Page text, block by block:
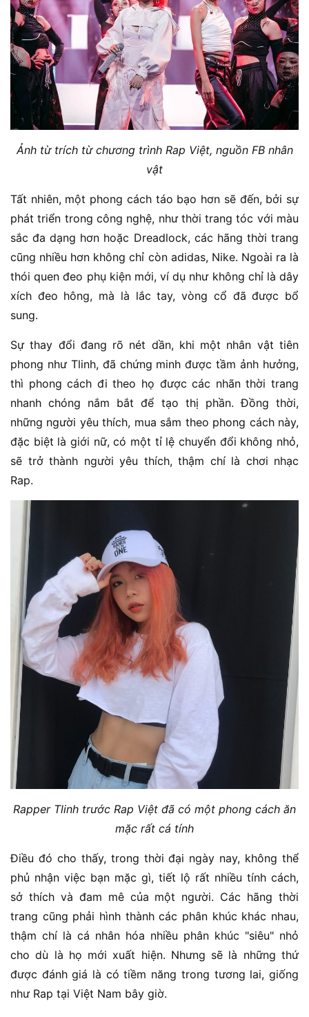
Ảnh từ trích từ chương trình Rap Việt, nguồn FB nhân
vật
Tất nhiên, một phong cách táo bạo hơn sẽ đến, bởi sự
phát triển trong công nghệ, như thời trang tóc với màu
sắc đa dạng hơn hoặc Dreadlock, các hãng thời trang
cũng nhiều hơn không chỉ còn adidas, Nike. Ngoài ra là
thói quen đeo phụ kiện mới, ví dụ như không chỉ là dây
xích đeo hông, mà là lắc tay, vòng cổ đã được bổ
sung.
Sự thay đổi đang rõ nét dần, khi một nhân vật tiên
phong như Tlinh, đã chứng minh được tầm ảnh hưởng,
thì phong cách đi theo họ được các nhãn thời trang
nhanh chóng nắm bắt để tạo thị phần. Đồng thời,
những người yêu thích, mua sắm theo phong cách này,
đặc biệt là giới nữ, có một tỉ lệ chuyển đổi không nhỏ,
sẽ trở thành người yêu thích, thậm chí là chơi nhạc
Rap.
Rapper Tlinh trước Rap Việt đã có một phong cách ăn
mặc rất cá tính
Điều đó cho thấy, trong thời đại ngày nay, không thể
phủ nhận việc bạn mặc gì, tiết lộ rất nhiều tính cách,
sở thích và đam mê của một người. Các hãng thời
trang cũng phải hình thành các phân khúc khác nhau,
thậm chí là cá nhân hóa nhiều phân khúc "siêu" nhỏ
cho dù là họ mới xuất hiện. Nhưng sẽ là những thứ
được đánh giá là có tiềm năng trong tương lai, giống
như Rap tại Việt Nam bây giờ.